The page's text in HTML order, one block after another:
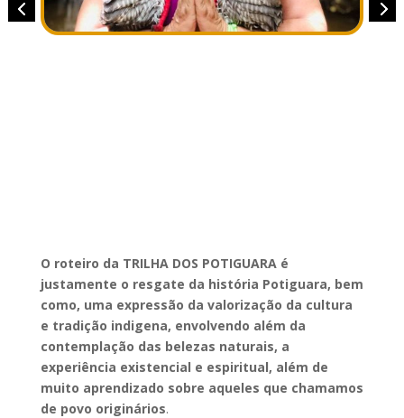
O roteiro da TRILHA DOS POTIGUARA é
justamente o resgate da história Potiguara, bem
como, uma expressão da valorização da cultura
e tradição indigena, envolvendo além da
contemplação das belezas naturais, a
experiência existencial e espiritual, além de
muito aprendizado sobre aqueles que chamamos
de povo originários.